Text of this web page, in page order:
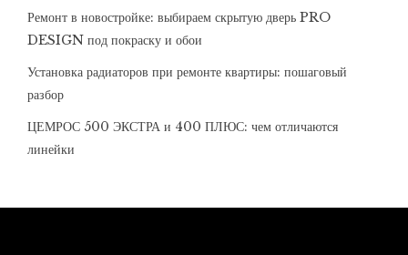
Ремонт в новостройке: выбираем скрытую дверь PRO
DESIGN под покраску и обои
Установка радиаторов при ремонте квартиры: пошаговый
разбор
ЦЕМРОС 500 ЭКСТРА и 400 ПЛЮС: чем отличаются
линейки